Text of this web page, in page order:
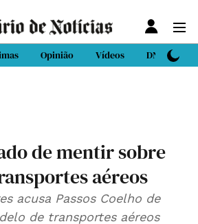
Opinião Vídeos DN Sport
de mentir sobre
aéreos
acusa Passos Coelho de
de transportes aéreos